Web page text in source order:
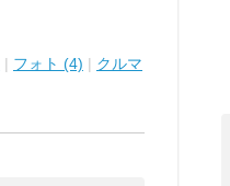
| フォト (4) | クルマ